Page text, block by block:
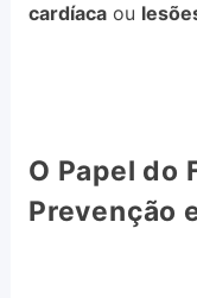
cardíacaou
O Papel do
Prevenção